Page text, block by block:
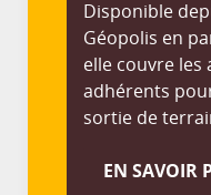
Disponible
Géopolis en
elle couvre les
adhérents
sortie de
EN SAVOIR